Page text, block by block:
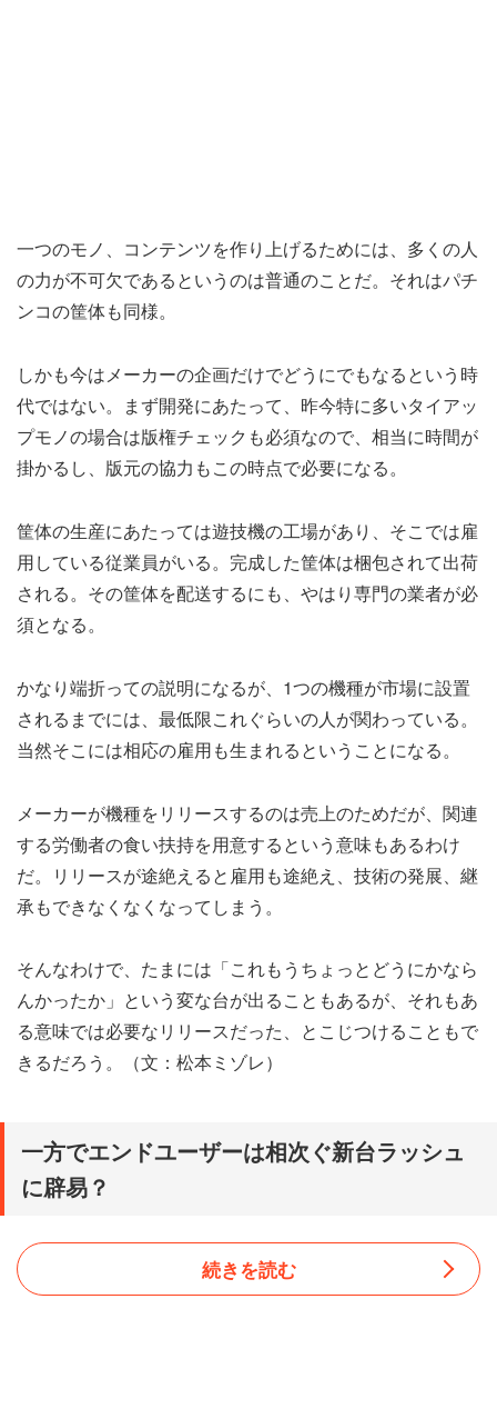
一つのモノ、コンテンツを作り上げるためには、多くの人
の力が不可欠であるというのは普通のことだ。それはパチ
ンコの筐体も同様。
しかも今はメーカーの企画だけでどうにでもなるという時
代ではない。まず開発にあたって、昨今特に多いタイアッ
プモノの場合は版権チェックも必須なので、相当に時間が
掛かるし、版元の協力もこの時点で必要になる。
筐体の生産にあたっては遊技機の工場があり、そこでは雇
用している従業員がいる。完成した筐体は梱包されて出荷
される。その筐体を配送するにも、やはり専門の業者が必
須となる。
かなり端折っての説明になるが、1つの機種が市場に設置
されるまでには、最低限これぐらいの人が関わっている。
当然そこには相応の雇用も生まれるということになる。
メーカーが機種をリリースするのは売上のためだが、関連
する労働者の食い扶持を用意するという意味もあるわけ
だ。リリースが途絶えると雇用も途絶え、技術の発展、継
承もできなくなくなってしまう。
そんなわけで、たまには「これもうちょっとどうにかなら
んかったか」という変な台が出ることもあるが、それもあ
る意味では必要なリリースだった、とこじつけることもで
きるだろう。（文：松本ミゾレ）
一方でエンドユーザーは相次ぐ新台ラッシュ
に辟易？
続きを読む